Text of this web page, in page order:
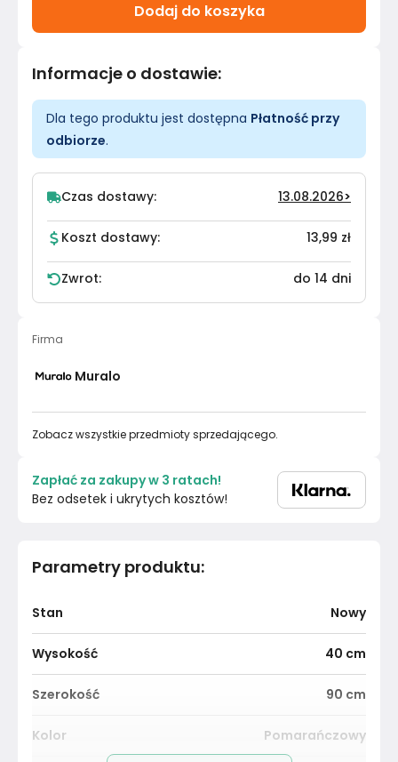
Parametry produktu:
Stan Nowy
Wysokość 40 cm
Szerokość 90 cm
Kolor Pomarańczowy
Dodaj do koszyka
Informacje o dostawie:
Dla tego produktu jest dostępna Płatność przy
odbiorze.
Czas dostawy: 13.08.2026>
Koszt dostawy: 13,99 zł
Zwrot: do 14 dni
Firma
Muralo
Zobacz wszystkie przedmioty sprzedającego.
Zapłać za zakupy w 3 ratach!
Bez odsetek i ukrytych kosztów!